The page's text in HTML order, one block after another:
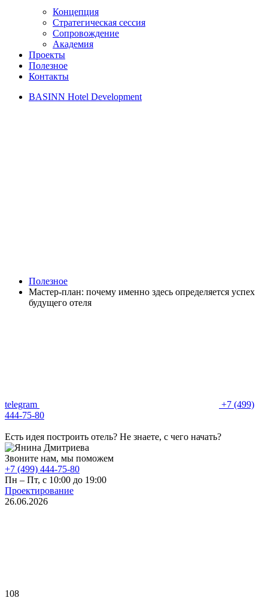
Концепция
Стратегическая сессия
Сопровождение
Академия
Проекты
Полезное
Контакты
BASINN Hotel Development
Полезное
Мастер-план: почему именно здесь определяется успех
будущего отеля
telegram
+7 (499)
444-75-80
Есть идея построить отель? Не знаете, с чего начать?
Звоните нам, мы поможем
+7 (499) 444-75-80
Пн – Пт, с 10:00 до 19:00
Проектирование
26.06.2026
108